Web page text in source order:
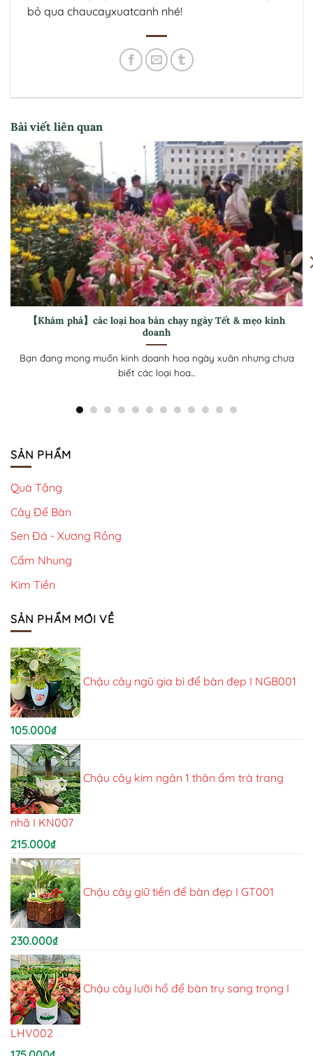
bỏ qua chaucayxuatcanh nhé!
Bài viết liên quan
【Khám phá】Ý nghĩa hoa Ly trắng trong tình yêu, cuộc
sống
Mỗi loài hoa mang trong mình những biểu tượng khác nhau,
không những thế tùy...
SẢN PHẨM
Quà Tặng
Cây Để Bàn
Sen Đá - Xương Rồng
Cẩm Nhung
Kim Tiền
SẢN PHẨM MỚI VỀ
Chậu cây ngũ gia bì để bàn đẹp I NGB001
105.000₫
Chậu cây kim ngân 1 thân ấm trà trang
nhã I KN007
215.000₫
Chậu cây giữ tiền để bàn đẹp I GT001
230.000₫
Chậu cây lưỡi hổ để bàn trụ sang trọng I
LHV002